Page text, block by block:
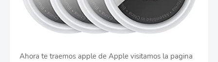
Ahora te traemos apple de Apple visitamos la pagina